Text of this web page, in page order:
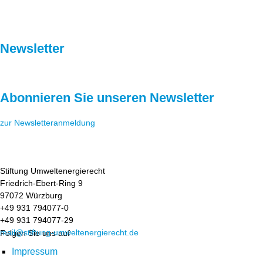
Newsletter
Abonnieren Sie unseren Newsletter
zur Newsletteranmeldung
Stiftung Umweltenergierecht
Friedrich-Ebert-Ring 9
97072 Würzburg
+49 931 794077-0
+49 931 794077-29
mail@stiftung-umweltenergierecht.de
Folgen Sie uns auf
Impressum